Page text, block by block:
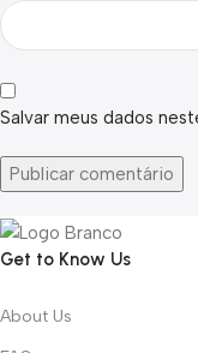
Salvar meus dados
Get to Know Us
About Us